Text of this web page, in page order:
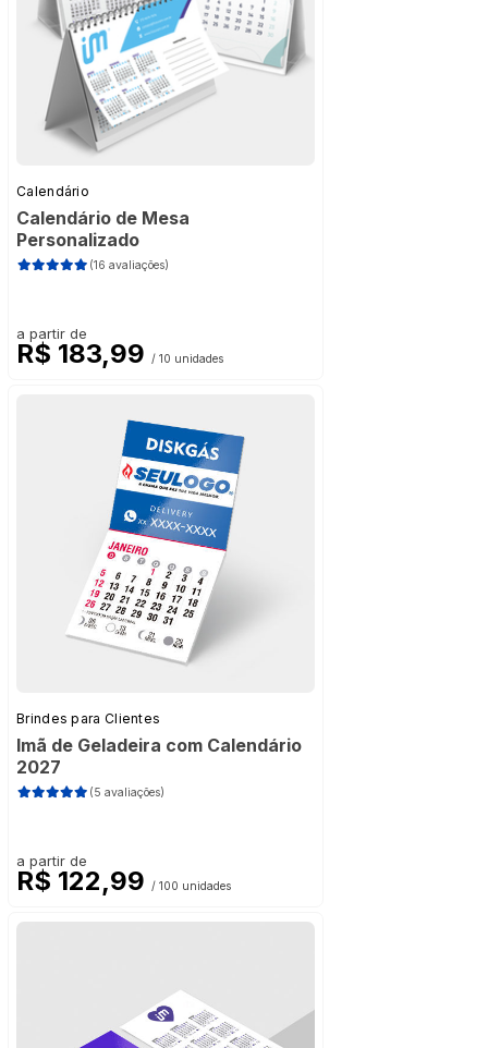
Calendário
Calendário de Mesa
Personalizado
(16 avaliações)
a partir de
R$ 183,99 / 10 unidades
Brindes para Clientes
Imã de Geladeira com Calendário
2027
(5 avaliações)
a partir de
R$ 122,99 / 100 unidades